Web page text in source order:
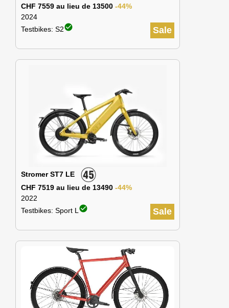
CHF 7559 au lieu de 13500 -44%
2024
Sale
Testbikes: S2check_circle
Stromer ST7 LE
CHF 7519 au lieu de 13490 -44%
2022
Sale
Testbikes: Sport L check_circle